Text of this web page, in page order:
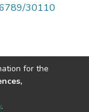
30110
for the
.